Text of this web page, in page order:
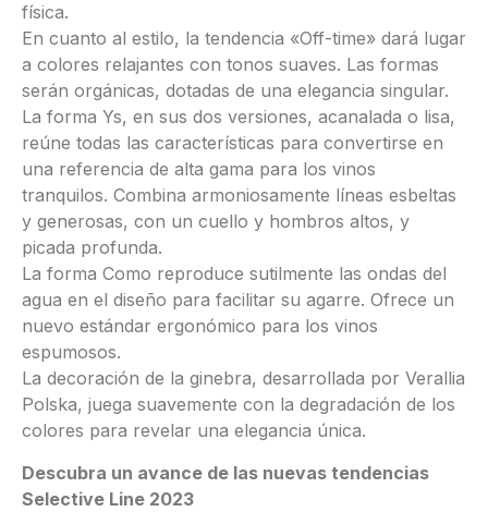
física.
En cuanto al estilo, la tendencia «Off-time» dará lugar
a colores relajantes con tonos suaves. Las formas
serán orgánicas, dotadas de una elegancia singular.
La forma Ys, en sus dos versiones, acanalada o lisa,
reúne todas las características para convertirse en
una referencia de alta gama para los vinos
tranquilos. Combina armoniosamente líneas esbeltas
y generosas, con un cuello y hombros altos, y
picada profunda.
La forma Como reproduce sutilmente las ondas del
agua en el diseño para facilitar su agarre. Ofrece un
nuevo estándar ergonómico para los vinos
espumosos.
La decoración de la ginebra, desarrollada por Verallia
Polska, juega suavemente con la degradación de los
colores para revelar una elegancia única.
Descubra un avance de las nuevas tendencias
Selective Line 2023